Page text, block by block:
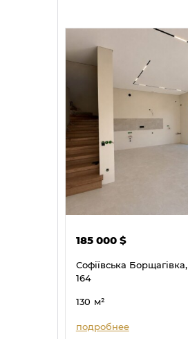
185 000 $
Софіївська Борщагівка,
164
130 м²
подробнее